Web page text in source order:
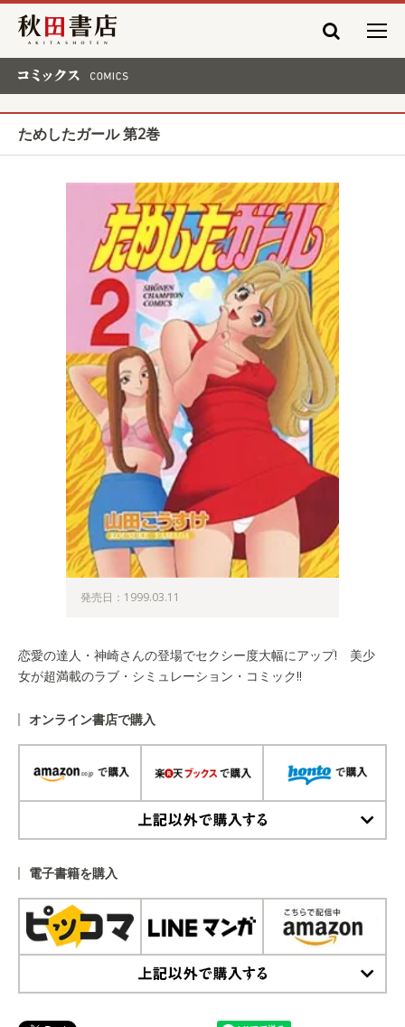
秋田書店
ためしたガール 第2巻
発売日：1999.03.11
恋愛の達人・神崎さんの登場でセクシー度大幅にアップ! 美少
女が超満載のラブ・シミュレーション・コミック!!
オンライン書店で購入
電子書籍を購入